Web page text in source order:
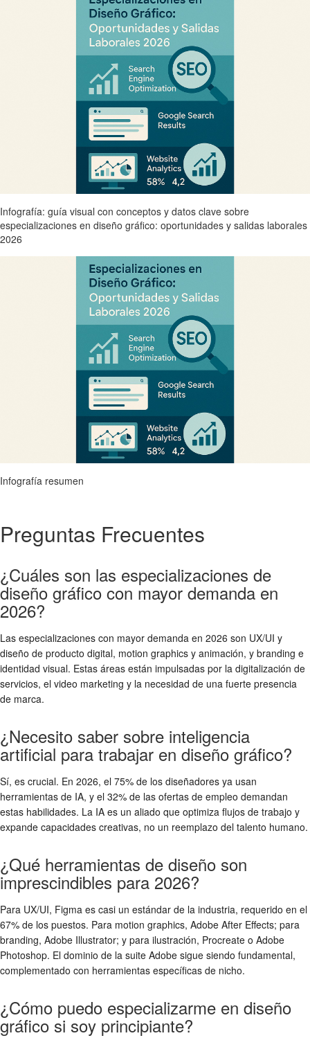
Infografía: guía visual con conceptos y datos clave sobre
especializaciones en diseño gráfico: oportunidades y salidas laborales
2026
Infografía resumen
Preguntas Frecuentes
¿Cuáles son las especializaciones de
diseño gráfico con mayor demanda en
2026?
Las especializaciones con mayor demanda en 2026 son UX/UI y
diseño de producto digital, motion graphics y animación, y branding e
identidad visual. Estas áreas están impulsadas por la digitalización de
servicios, el video marketing y la necesidad de una fuerte presencia
de marca.
¿Necesito saber sobre inteligencia
artificial para trabajar en diseño gráfico?
Sí, es crucial. En 2026, el 75% de los diseñadores ya usan
herramientas de IA, y el 32% de las ofertas de empleo demandan
estas habilidades. La IA es un aliado que optimiza flujos de trabajo y
expande capacidades creativas, no un reemplazo del talento humano.
¿Qué herramientas de diseño son
imprescindibles para 2026?
Para UX/UI, Figma es casi un estándar de la industria, requerido en el
67% de los puestos. Para motion graphics, Adobe After Effects; para
branding, Adobe Illustrator; y para ilustración, Procreate o Adobe
Photoshop. El dominio de la suite Adobe sigue siendo fundamental,
complementado con herramientas específicas de nicho.
¿Cómo puedo especializarme en diseño
gráfico si soy principiante?